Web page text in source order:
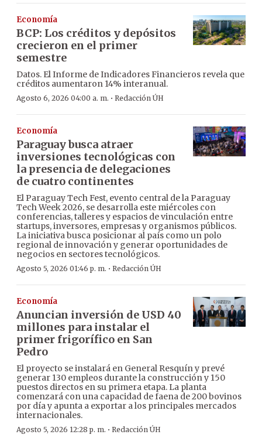
Economía
BCP: Los créditos y depósitos
crecieron en el primer
semestre
Datos. El Informe de Indicadores Financieros revela que
créditos aumentaron 14% interanual.
Agosto 6, 2026 04:00 a. m. · Redacción ÚH
Economía
Paraguay busca atraer
inversiones tecnológicas con
la presencia de delegaciones
de cuatro continentes
El Paraguay Tech Fest, evento central de la Paraguay
Tech Week 2026, se desarrolla este miércoles con
conferencias, talleres y espacios de vinculación entre
startups, inversores, empresas y organismos públicos.
La iniciativa busca posicionar al país como un polo
regional de innovación y generar oportunidades de
negocios en sectores tecnológicos.
Agosto 5, 2026 01:46 p. m. · Redacción ÚH
Economía
Anuncian inversión de USD 40
millones para instalar el
primer frigorífico en San
Pedro
El proyecto se instalará en General Resquín y prevé
generar 130 empleos durante la construcción y 150
puestos directos en su primera etapa. La planta
comenzará con una capacidad de faena de 200 bovinos
por día y apunta a exportar a los principales mercados
internacionales.
Agosto 5, 2026 12:28 p. m. · Redacción ÚH